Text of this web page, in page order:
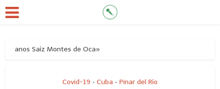
Saíz Montes de Oca»
Covid-19 • Cuba • Pinar del Río